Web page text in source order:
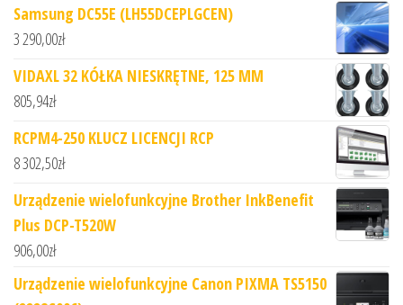
Samsung DC55E (LH55DCEPLGCEN)
3 290,00zł
VIDAXL 32 KÓŁKA NIESKRĘTNE, 125 MM
805,94zł
RCPM4-250 KLUCZ LICENCJI RCP
8 302,50zł
Urządzenie wielofunkcyjne Brother InkBenefit
Plus DCP-T520W
906,00zł
Urządzenie wielofunkcyjne Canon PIXMA TS5150